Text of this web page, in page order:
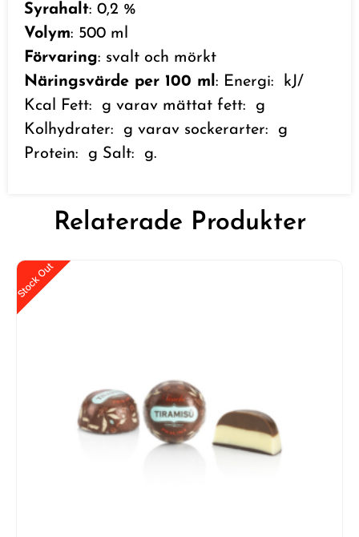
Syrahalt: 0,2 %
Volym: 500 ml
Förvaring: svalt och mörkt
Näringsvärde per 100 ml: Energi: kJ/
Kcal Fett: g varav mättat fett: g
Kolhydrater: g varav sockerarter: g
Protein: g Salt: g.
Relaterade Produkter
Stock Out